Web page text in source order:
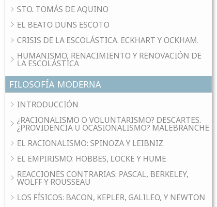
STO. TOMÁS DE AQUINO
EL BEATO DUNS ESCOTO
CRISIS DE LA ESCOLÁSTICA. ECKHART Y OCKHAM.
HUMANISMO, RENACIMIENTO Y RENOVACIÓN DE
LA ESCOLÁSTICA
FILOSOFÍA MODERNA
INTRODUCCIÓN
¿RACIONALISMO O VOLUNTARISMO? DESCARTES.
¿PROVIDENCIA U OCASIONALISMO? MALEBRANCHE
EL RACIONALISMO: SPINOZA Y LEIBNIZ
EL EMPIRISMO: HOBBES, LOCKE Y HUME
REACCIONES CONTRARIAS: PASCAL, BERKELEY,
WOLFF Y ROUSSEAU
LOS FÍSICOS: BACON, KEPLER, GALILEO, Y NEWTON